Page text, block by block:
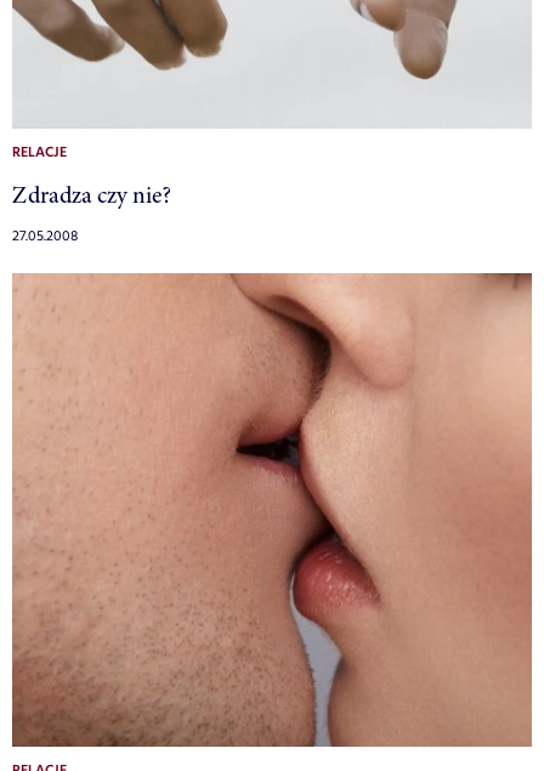
RELACJE
Zdradza czy nie?
27.05.2008